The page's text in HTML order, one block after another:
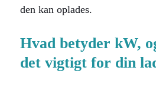
den kan oplades.
Hvad betyder kW,
det vigtigt for din